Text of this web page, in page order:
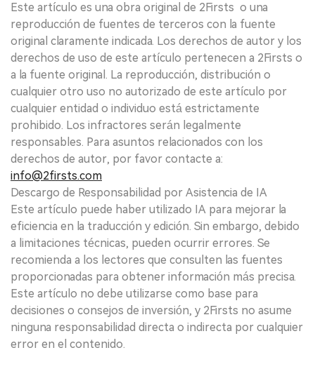
Este artículo es una obra original de 2Firsts o una
reproducción de fuentes de terceros con la fuente
original claramente indicada. Los derechos de autor y los
derechos de uso de este artículo pertenecen a 2Firsts o
a la fuente original. La reproducción, distribución o
cualquier otro uso no autorizado de este artículo por
cualquier entidad o individuo está estrictamente
prohibido. Los infractores serán legalmente
responsables. Para asuntos relacionados con los
derechos de autor, por favor contacte a:
info@2firsts.com
Descargo de Responsabilidad por Asistencia de IA
Este artículo puede haber utilizado IA para mejorar la
eficiencia en la traducción y edición. Sin embargo, debido
a limitaciones técnicas, pueden ocurrir errores. Se
recomienda a los lectores que consulten las fuentes
proporcionadas para obtener información más precisa.
Este artículo no debe utilizarse como base para
decisiones o consejos de inversión, y 2Firsts no asume
ninguna responsabilidad directa o indirecta por cualquier
error en el contenido.